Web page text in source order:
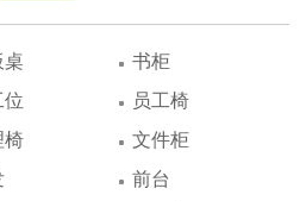
桌
书柜
位
员工椅
椅
文件柜
前台